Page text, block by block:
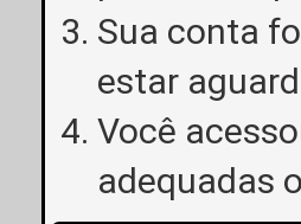
Sua conta
estar
Você
adequadas